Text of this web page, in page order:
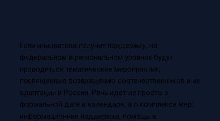
Если инициатива получит поддержку, на
федеральном и региональном уровнях будут
проводиться тематические мероприятия,
посвящённые возвращению соотечественников и их
адаптации в России. Речь идёт не просто о
формальной дате в календаре, а о комплексе мер:
информационная поддержка, помощь в